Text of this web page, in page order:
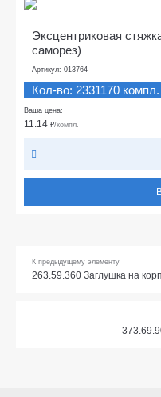
Эксцентриковая
саморез)
Артикул: 013764
Кол-во: 2331170 компл.
Ваша цена:
11.14 ₽/компл.
К предыдущему элементу
263.59.360 Заглушка на